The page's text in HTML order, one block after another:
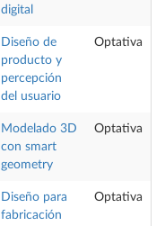
digital
Diseño de
producto y
percepción
del usuario
Optativa
Modelado 3D
con smart
geometry
Optativa
Diseño para
fabricación
Optativa